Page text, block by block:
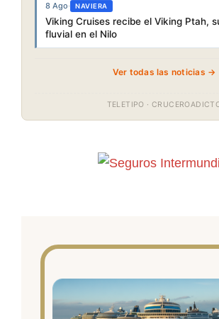
8 Ago· NAVIERA
Viking Cruises recibe el Viking Ptah,
fluvial en el Nilo
Ver todas las noticias →
TELETIPO ·